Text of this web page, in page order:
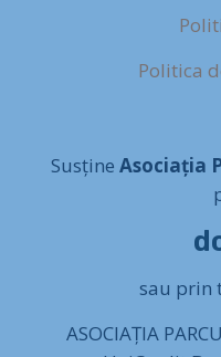
Politica
Susține Asociația
sau prin
ASOCIAȚIA